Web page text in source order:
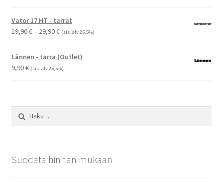
Vator 17 HT - tarrat
19,90€– 29,90€Hintaluokka:
-
29,90 €
(sis. alv 25,5%)
Lännen - tarra (Outlet)
9,90€ (sis. alv 25,5%)
Suodata hinnan mukaan